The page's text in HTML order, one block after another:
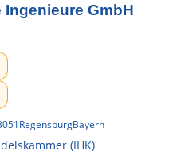
Ingenieure GmbH
RegensburgBayern
(IHK)